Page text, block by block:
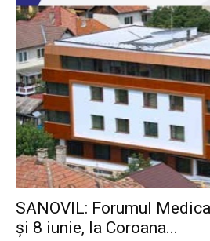
SANOVIL: Forumul
și 8 iunie, la Coroana...